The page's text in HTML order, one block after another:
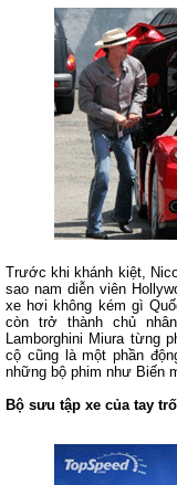
Trước khi khánh kiệt,
sao nam diễn viên
xe hơi không kém gì
còn trở thành chủ
Lamborghini Miura từng
cộ cũng là một phần
những bộ phim như Biến
Bộ sưu tập xe của tay